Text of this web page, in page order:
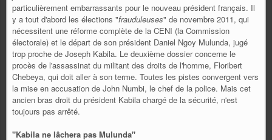
particulièrement embarrassants pour le nouveau président français. Il
y a tout d'abord les élections "frauduleuses" de novembre 2011, qui
nécessitent une réforme complète de la CENI (la Commission
électorale) et le départ de son président Daniel Ngoy Mulunda, jugé
trop proche de Joseph Kabila. Le deuxième dossier concerne le
procès de l'assassinat du militant des droits de l'homme, Floribert
Chebeya, qui doit aller à son terme. Toutes les pistes convergent vers
la mise en accusation de John Numbi, le chef de la police. Mais cet
ancien bras droit du président Kabila chargé de la sécurité, n'est
toujours pas arrêté.
"Kabila ne lâchera pas Mulunda"